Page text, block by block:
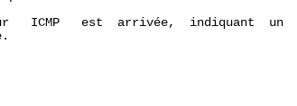
ICMP   est  arrivée,  indiquant  un